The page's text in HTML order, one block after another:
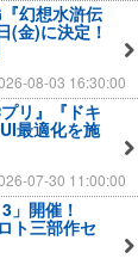
幻想水滸伝
(金)に決定！
08-03 16:30:00
リ』『ドキ
最適化を施
07-30 11:00:00
」開催！
ト三部作セ